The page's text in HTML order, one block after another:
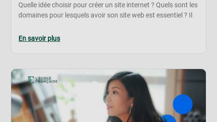
Quelle idée choisir pour créer un site internet ? Quels sont les
domaines pour lesquels avoir son site web est essentiel ? Il
En savoir plus